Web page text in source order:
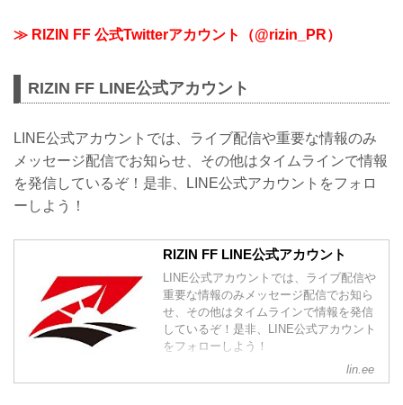
≫ RIZIN FF 公式Twitterアカウント（@rizin_PR）
RIZIN FF LINE公式アカウント
LINE公式アカウントでは、ライブ配信や重要な情報のみ
メッセージ配信でお知らせ、その他はタイムラインで情報
を発信しているぞ！是非、LINE公式アカウントをフォロ
ーしよう！
RIZIN FF LINE公式アカウント
LINE公式アカウントでは、ライブ配信や
重要な情報のみメッセージ配信でお知ら
せ、その他はタイムラインで情報を発信
しているぞ！是非、LINE公式アカウント
をフォローしよう！
lin.ee